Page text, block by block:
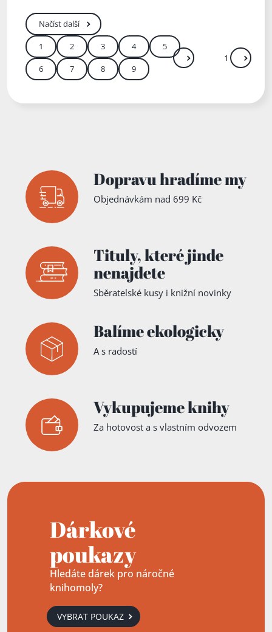
Načíst další
1 2 3 4 5
6 7 8 9 Další Přejít
Dopravu hradíme my
Objednávkám nad 699 Kč
Tituly,které jinde
nenajdete
Sběratelské kusy i knižní novinky
Balíme ekologicky
A s radostí
Vykupujeme knihy
Za hotovost a s vlastním odvozem
Dárkové
poukazy
Hledáte dárek pro náročné
knihomoly?
VYBRAT POUKAZ